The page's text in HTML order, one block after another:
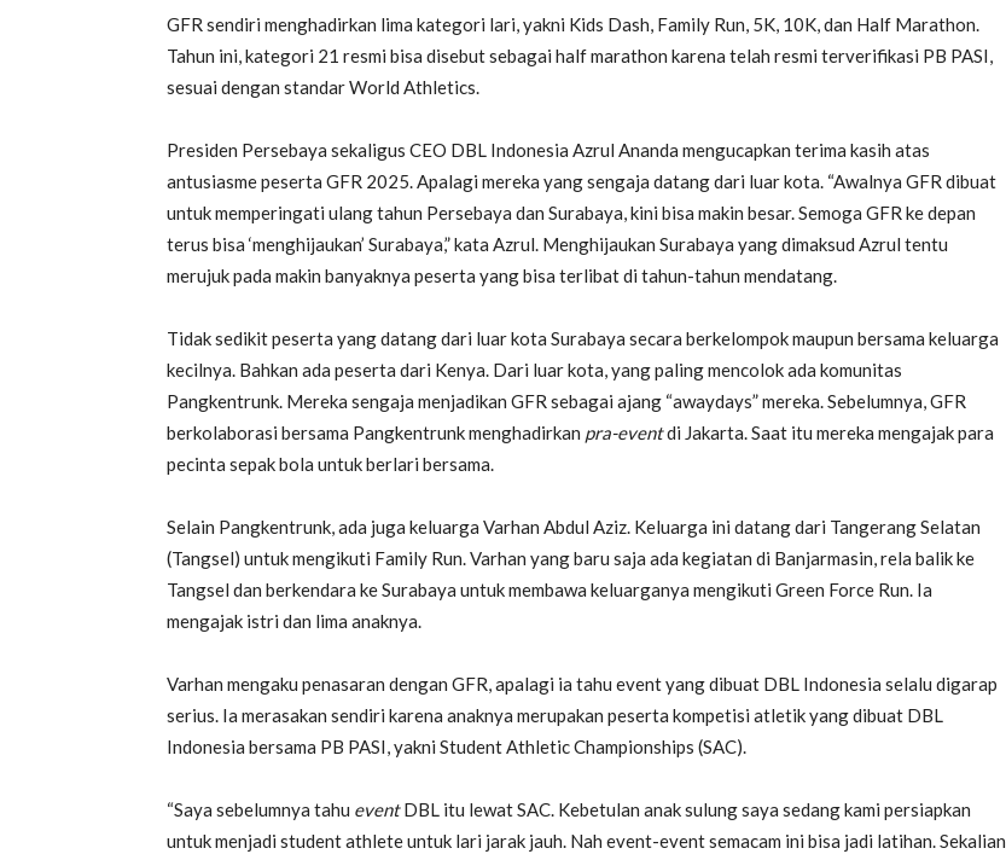
GFR sendiri menghadirkan lima kategori lari, yakni Kids Dash, Family Run, 5K, 10K, dan Half Marathon.
Tahun ini, kategori 21 resmi bisa disebut sebagai half marathon karena telah resmi terverifikasi PB PASI,
sesuai dengan standar World Athletics.
Presiden Persebaya sekaligus CEO DBL Indonesia Azrul Ananda mengucapkan terima kasih atas
antusiasme peserta GFR 2025. Apalagi mereka yang sengaja datang dari luar kota. “Awalnya GFR dibuat
untuk memperingati ulang tahun Persebaya dan Surabaya, kini bisa makin besar. Semoga GFR ke depan
terus bisa ‘menghijaukan’ Surabaya,” kata Azrul. Menghijaukan Surabaya yang dimaksud Azrul tentu
merujuk pada makin banyaknya peserta yang bisa terlibat di tahun-tahun mendatang.
Tidak sedikit peserta yang datang dari luar kota Surabaya secara berkelompok maupun bersama keluarga
kecilnya. Bahkan ada peserta dari Kenya. Dari luar kota, yang paling mencolok ada komunitas
Pangkentrunk. Mereka sengaja menjadikan GFR sebagai ajang “awaydays” mereka. Sebelumnya, GFR
berkolaborasi bersama Pangkentrunk menghadirkan pra-eventdi Jakarta. Saat itu mereka mengajak para
pecinta sepak bola untuk berlari bersama.
Selain Pangkentrunk, ada juga keluarga Varhan Abdul Aziz. Keluarga ini datang dari Tangerang Selatan
(Tangsel) untuk mengikuti Family Run. Varhan yang baru saja ada kegiatan di Banjarmasin, rela balik ke
Tangsel dan berkendara ke Surabaya untuk membawa keluarganya mengikuti Green Force Run. Ia
mengajak istri dan lima anaknya.
Varhan mengaku penasaran dengan GFR, apalagi ia tahu event yang dibuat DBL Indonesia selalu digarap
serius. Ia merasakan sendiri karena anaknya merupakan peserta kompetisi atletik yang dibuat DBL
Indonesia bersama PB PASI, yakni Student Athletic Championships (SAC).
“Saya sebelumnya tahu eventDBL itu lewat SAC. Kebetulan anak sulung saya sedang kami persiapkan
untuk menjadi student athlete untuk lari jarak jauh. Nah event-event semacam ini bisa jadi latihan. Sekalian